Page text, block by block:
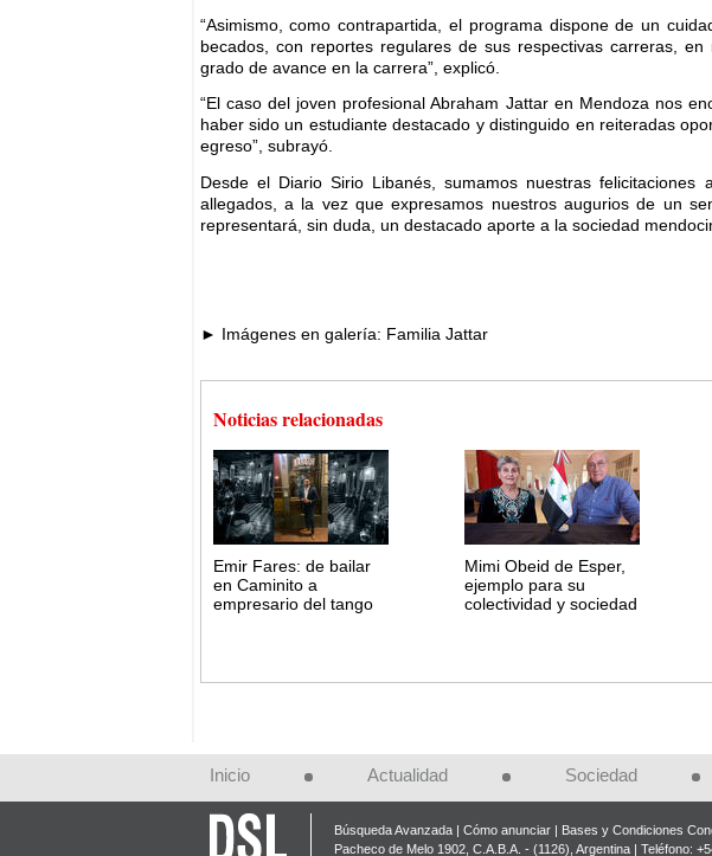
“Asimismo, como contrapartida, el programa dispone de un
becados, con reportes regulares de sus respectivas carreras,
grado de avance en la carrera”, explicó.
“El caso del joven profesional Abraham Jattar en Mendoza nos
haber sido un estudiante destacado y distinguido en reiteradas
egreso”, subrayó.
Desde el Diario Sirio Libanés, sumamos nuestras
allegados, a la vez que expresamos nuestros augurios de un
representará, sin duda, un destacado aporte a la sociedad
► Imágenes en galería: Familia Jattar
Noticias relacionadas
Emir Fares: de bailar
en Caminito a
empresario del tango
Mimi Obeid de Esper,
ejemplo para su
colectividad y sociedad
Inicio Actualidad Sociedad
Búsqueda Avanzada Cómo anunciar
Bases y Condiciones
Pacheco de Melo 1902, C.A.B.A. - (1126), Argentina | Teléfono: